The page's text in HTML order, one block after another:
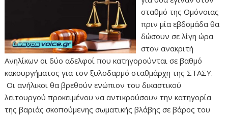
σταθμό της Ομόνοιας
πριν μία εβδομάδα θα
δώσουν σε λίγη ώρα
στον ανακριτή
Ανηλίκων οι δύο αδελφοί που κατηγορούνται σε βαθμό
κακουργήματος για τον ξυλοδαρμό σταθμάρχη της ΣΤΑΣΥ.
Οι ανήλικοι θα βρεθούν ενώπιον του δικαστικού
λειτουργού προκειμένου να αντικρούσουν την κατηγορία
της βαριάς σκοπούμενης σωματικής βλάβης σε βάρος του